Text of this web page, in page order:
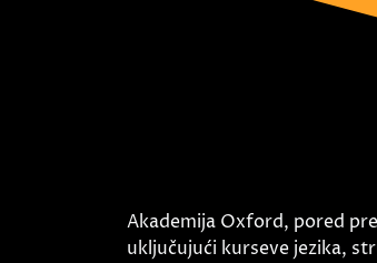
Akademija Oxford, pored
uključujući kurseve jezika,